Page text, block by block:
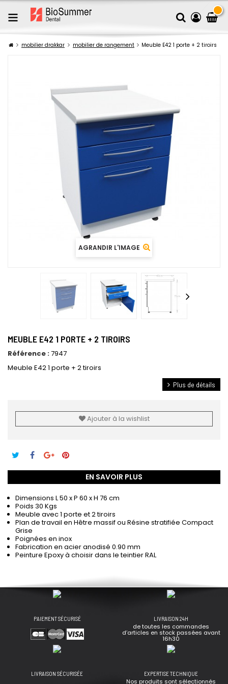
mobilier drakkar mobilier de rangement Meuble E42 1 porte + 2 tiroirs
AGRANDIR L'IMAGE
MEUBLE E42 1 PORTE + 2 TIROIRS
Référence :7947
Meuble E42 1 porte + 2 tiroirs
Plus de détails
Ajouter à la wishlist
EN SAVOIR PLUS
Dimensions L 50 x P 60 x H 76 cm
Poids 30 Kgs
Meuble avec 1 porte et 2 tiroirs
Plan de travail en Hêtre massif ou Résine stratifiée Compact
Grise
Poignées en inox
Fabrication en acier anodisé 0.90 mm
Peinture Epoxy à choisir dans le teintier RAL
PAIEMENT SÉCURISÉ LIVRAISON 24H
de toutes les commandes
d’articles en stock passées avant
16h30
LIVRAISON SÉCURISÉE EXPERTISE TECHNIQUE
Nos produits sont sélectionnés